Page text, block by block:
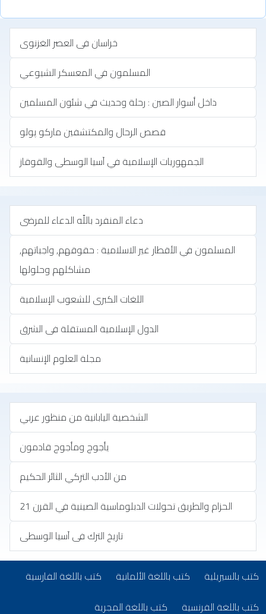
خراسان فى العصر الغزنوى
المسلمون في المعسكر الشيوعي
داخل أسوار الصين : رحلة وحديث في شئون المسلمين
قصص الرحال والمكتشفين ماركو پولو
الجمهوريات الإسلامية في آسيا الوسطى والقوقاز
‏دعاء المنفرد باللّه الدعاء للمرضى
المسلمون في الأقطار غير الاسلامية : حقوقهم, واجباتهم,
مشاكلهم وحلولها
اللغات الكبرى للشعوب الإسلامية
الدول الإسلامية المستقلة فى الشرق
مجلة العلوم الإنسانية
‏الشخصية اليابانية من منظور عربي
يأجوج ومأجوج قادمون
من الأدب التركي الثائر الحكيم
الحزام والطريق تحولات الدبلوماسية الصينية في القرن 21
تاريخ الترك فى آسيا الوسطى
كتب بلغات أخرى
كتب بالسيريلية(opens in new tab) كتب باللغة الألمانية(opens in new tab) كتب باللغة الفارسية(opens in new tab)
كتب باللغة الفرنسية(opens in new tab) كتب باللغة المجرية(opens in new tab)